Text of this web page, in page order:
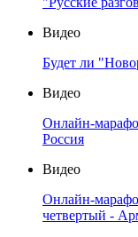
Видео
Будет ли
Видео
Онлайн-
Россия
Видео
Онлайн-
четвертый -